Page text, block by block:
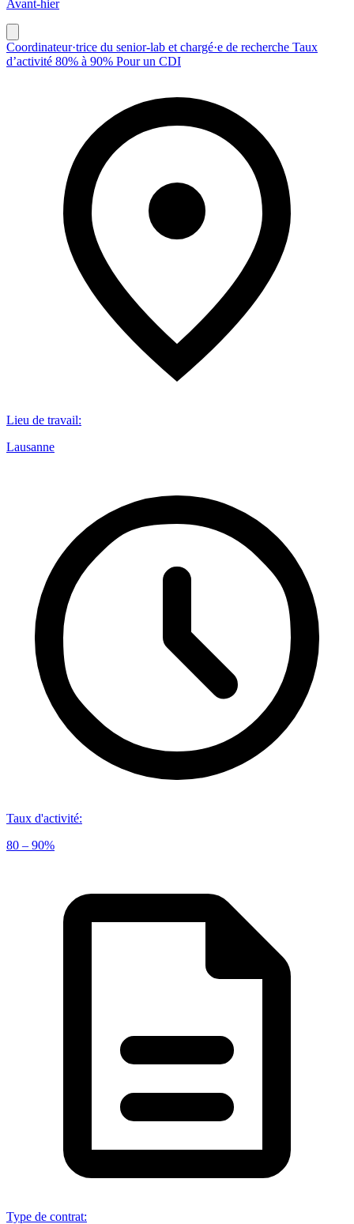
Avant-hier
Coordinateur·trice du senior-lab et chargé·e de recherche Taux
d’activité 80% à 90% Pour un CDI
Lieu de travail:
Lausanne
Taux d'activité:
80 – 90%
Type de contrat: